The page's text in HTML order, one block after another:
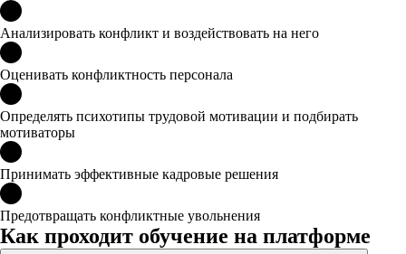
Анализировать конфликт и воздействовать на него
Оценивать конфликтность персонала
Определять психотипы трудовой мотивации и подбирать
мотиваторы
Принимать эффективные кадровые решения
Предотвращать конфликтные увольнения
Как проходит обучение на платформе